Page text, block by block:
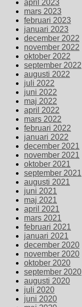
april 2023
mars 2023
februari 2023
januari 2023
december 2022
november 2022
oktober 2022
september 2022
augusti 2022
juli 2022
juni 2022
maj 2022
april 2022
mars 2022
februari 2022
januari 2022
december 2021
november 2021
oktober 2021
september 2021
augusti 2021
juni 2021
maj 2021
april 2021
mars 2021
februari 2021
januari 2021
december 2020
november 2020
oktober 2020
september 2020
augusti 2020
juli 2020
juni 2020